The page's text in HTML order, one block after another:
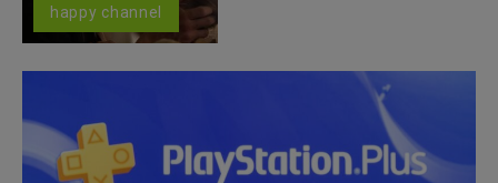
happy channel